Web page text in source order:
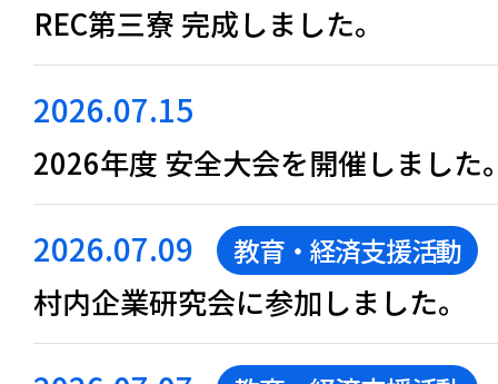
REC第三寮 完成しました。
2026.07.15
2026年度 安全大会を開催しました
2026.07.09 教育・経済支援活動
村内企業研究会に参加しました。